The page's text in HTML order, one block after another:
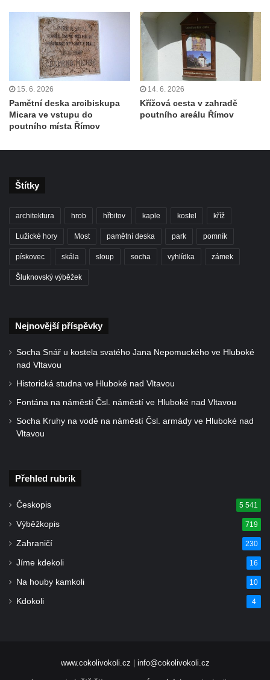
15. 6. 2026
Pamětní deska arcibiskupa
Micara ve vstupu do
poutního místa Římov
14. 6. 2026
Křížová cesta v zahradě
poutního areálu Římov
Štítky
architektura hrob hřbitov kaple kostel kříž
Lužické hory Most pamětní deska park pomník
pískovec skála sloup socha vyhlídka zámek
Šluknovský výběžek
Nejnovější příspěvky
Socha Snář u kostela svatého Jana Nepomuckého ve Hluboké
nad Vltavou
Historická studna ve Hluboké nad Vltavou
Fontána na náměstí Čsl. náměstí ve Hluboké nad Vltavou
Socha Kruhy na vodě na náměstí Čsl. armády ve Hluboké nad
Vltavou
Přehled rubrik
Českopis 5 541
Výběžkopis 719
Zahraničí 230
Jíme kdekoli 16
Na houby kamkoli 10
Kdokoli 4
www.cokolivokoli.cz | info@cokolivokoli.cz